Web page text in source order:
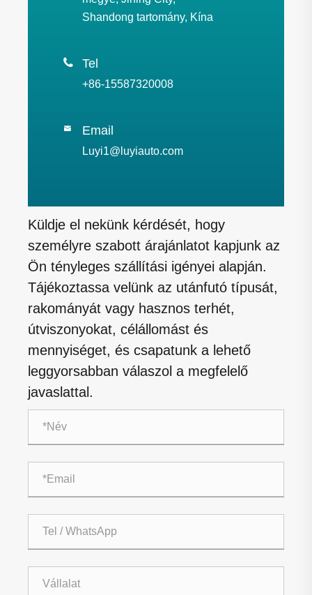
Shandong tartomány, Kína
 Tel
+86-15587320008
 Email
Luyi1@luyiauto.com
Küldje el nekünk kérdését, hogy
személyre szabott árajánlatot kapjunk az
Ön tényleges szállítási igényei alapján.
Tájékoztassa velünk az utánfutó típusát,
rakományát vagy hasznos terhét,
útviszonyokat, célállomást és
mennyiséget, és csapatunk a lehető
leggyorsabban válaszol a megfelelő
javaslattal.